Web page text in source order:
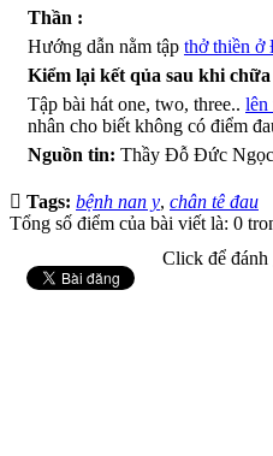
Thần :
Hướng dẫn nằm tập thở thiền
Kiểm lại kết qủa sau khi
Tập bài hát one, two, three.. lên
nhân cho biết không có điểm
Nguồn tin: Thầy Đỗ Đức Ngọc
Tags: bệnh nan y, chân tê đau
Tổng số điểm của bài viết là: 0
Click để đánh